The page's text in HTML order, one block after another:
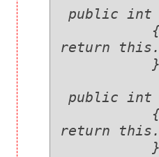
public int
return
}
public int
return
}